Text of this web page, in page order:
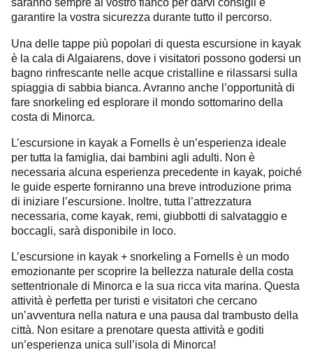
garantire la vostra sicurezza durante tutto il percorso.
Una delle tappe più popolari di questa escursione in kayak
è la cala di Algaiarens, dove i visitatori possono godersi un
bagno rinfrescante nelle acque cristalline e rilassarsi sulla
spiaggia di sabbia bianca. Avranno anche l’opportunità di
fare snorkeling ed esplorare il mondo sottomarino della
costa di Minorca.
L’escursione in kayak a Fornells è un’esperienza ideale
per tutta la famiglia, dai bambini agli adulti. Non è
necessaria alcuna esperienza precedente in kayak, poiché
le guide esperte forniranno una breve introduzione prima
di iniziare l’escursione. Inoltre, tutta l’attrezzatura
necessaria, come kayak, remi, giubbotti di salvataggio e
boccagli, sarà disponibile in loco.
L’escursione in kayak + snorkeling a Fornells è un modo
emozionante per scoprire la bellezza naturale della costa
settentrionale di Minorca e la sua ricca vita marina. Questa
attività è perfetta per turisti e visitatori che cercano
un’avventura nella natura e una pausa dal trambusto della
città. Non esitare a prenotare questa attività e goditi
un’esperienza unica sull’isola di Minorca!